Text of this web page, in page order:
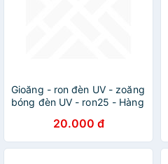
Gioăng - ron đèn UV - zoăng
bóng đèn UV - ron25 - Hàng
20.000 đ